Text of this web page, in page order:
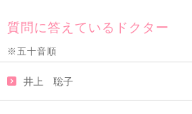
質問に答えているドクター
※五十音順
井上 聡子